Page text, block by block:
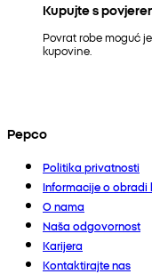
Kupujte s
Povrat robe moguć
kupovine.
Pepco
Politika privatnosti
Informacije o
O nama
Naša odgovornost
Karijera
Kontaktirajte nas